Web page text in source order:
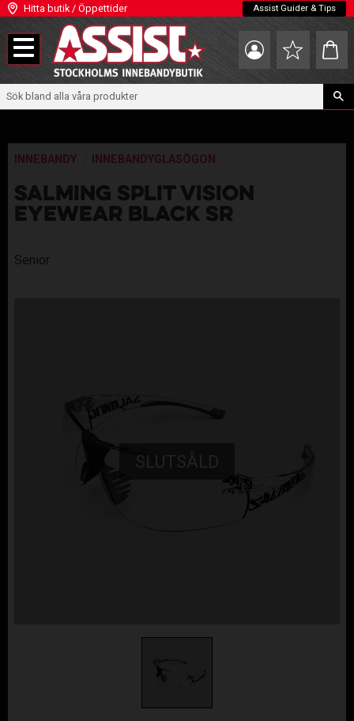
Meny
Hitta butik / Öppettider Assist Guider & Tips
Favoriter
INNEBANDY INNEBANDYGLASÖGON
SALMING SPLIT VISION
EYEWEAR BLACK SR
Senior
SLUTSÅLD